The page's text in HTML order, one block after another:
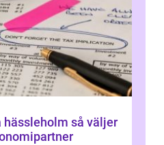
så väljer